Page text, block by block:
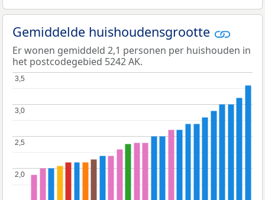
Gemiddelde huishoudensgrootte
Er wonen gemiddeld 2,1 personen per huishouden in
het postcodegebied 5242 AK.
2,0
2,0
2,5
2,5
3,0
3,0
3,5
3,5